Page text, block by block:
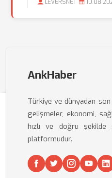
LEVERSNET
AnkHaber
Türkiye ve dünyadan
gelişmeler, ekonomi,
hızlı ve doğru şekilde
platformudur.